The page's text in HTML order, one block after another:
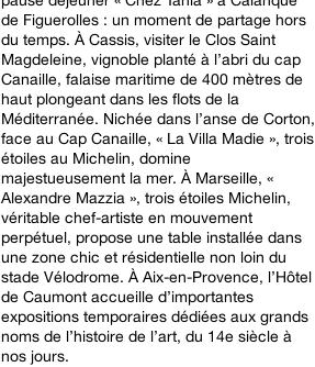
de Figuerolles : un moment de partage hors
du temps. À Cassis, visiter le Clos Saint
Magdeleine, vignoble planté à l’abri du cap
Canaille, falaise maritime de 400 mètres de
haut plongeant dans les flots de la
Méditerranée. Nichée dans l’anse de Corton,
face au Cap Canaille, « La Villa Madie », trois
étoiles au Michelin, domine
majestueusement la mer. À Marseille, «
Alexandre Mazzia », trois étoiles Michelin,
véritable chef-artiste en mouvement
perpétuel, propose une table installée dans
une zone chic et résidentielle non loin du
stade Vélodrome. À Aix-en-Provence, l’Hôtel
de Caumont accueille d’importantes
expositions temporaires dédiées aux grands
noms de l’histoire de l’art, du 14e siècle à
nos jours.